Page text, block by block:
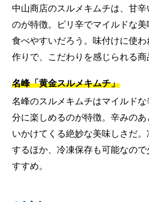
中山商店のスルメキムチは、甘
のが特徴。ピリ辛でマイルドな
食べやすいだろう。味付けに使
作りで、こだわりを感じられる商
名峰「黄金スルメキムチ」
名峰のスルメキムチはマイルド
分に楽しめるのが特徴。辛みの
いかけてくる絶妙な美味しさだ
するほか、冷凍保存も可能なの
すすめ。